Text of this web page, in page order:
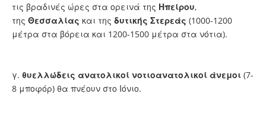
τις βραδινές ώρες στα ορεινά της Ηπείρου,
της Θεσσαλίας και της δυτικής Στερεάς (1000-1200
μέτρα στα βόρεια και 1200-1500 μέτρα στα νότια).
γ. θυελλώδεις ανατολικοί νοτιοανατολικοί άνεμοι (7-
8 μποφόρ) θα πνέουν στο Ιόνιο.